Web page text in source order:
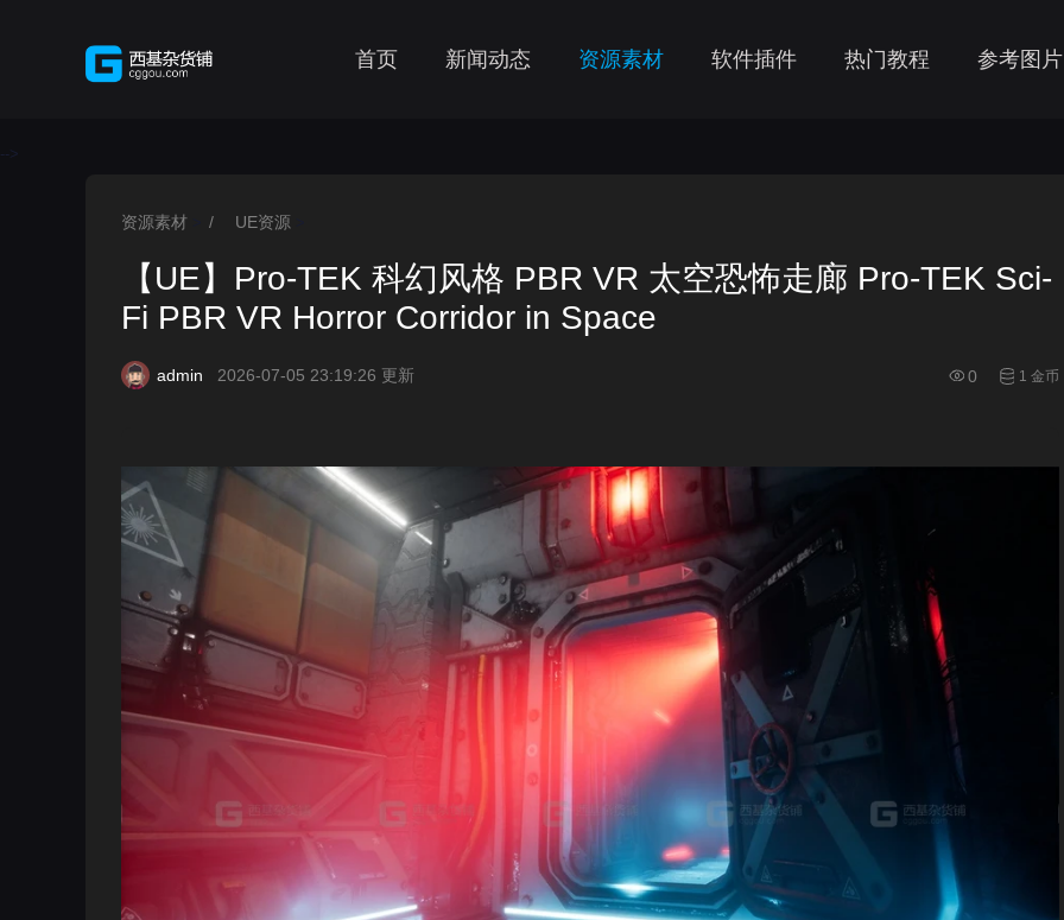
首页 新闻动态 资源素材 软件插件 热门教程 参考图片
-->
资源素材 / UE资源
【UE】Pro-TEK 科幻风格 PBR VR 太空恐怖走廊 Pro-TEK Sci-
Fi PBR VR Horror Corridor in Space
admin 2026-07-05 23:19:26 更新 0 1 金币